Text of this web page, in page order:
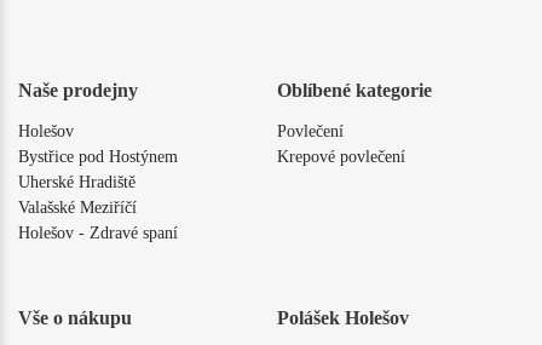
Naše prodejny
Holešov
Bystřice pod Hostýnem
Uherské Hradiště
Valašské Meziříčí
Holešov - Zdravé spaní
Oblíbené kategorie
Povlečení
Krepové povlečení
Vše o nákupu Polášek Holešov